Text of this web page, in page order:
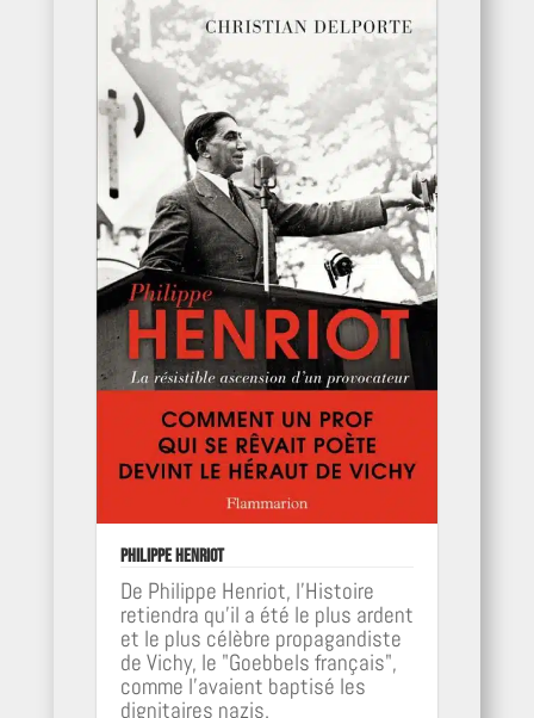
Philippe Henriot
De Philippe Henriot, l'Histoire
retiendra qu'il a été le plus ardent
et le plus célèbre propagandiste
de Vichy, le "Goebbels français",
comme l'avaient baptisé les
dignitaires nazis.